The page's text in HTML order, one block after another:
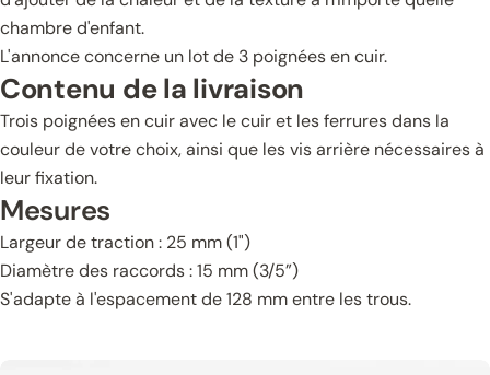
chambre d'enfant.
L'annonce concerne un lot de 3 poignées en cuir.
Contenu de la livraison
Trois poignées en cuir avec le cuir et les ferrures dans la
couleur de votre choix, ainsi que les vis arrière nécessaires à
leur fixation.
Mesures
Largeur de traction : 25 mm (1")
Diamètre des raccords : 15 mm (3/5”)
S'adapte à l'espacement de 128 mm entre les trous.